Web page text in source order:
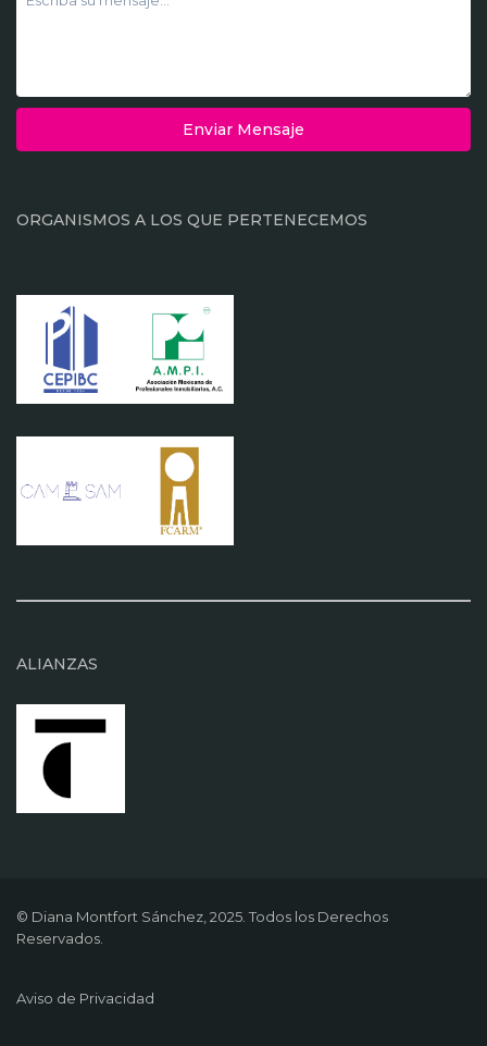
Enviar Mensaje
ORGANISMOS A LOS QUE PERTENECEMOS
ALIANZAS
© Diana Montfort Sánchez, 2025. Todos los Derechos
Reservados.
Aviso de Privacidad